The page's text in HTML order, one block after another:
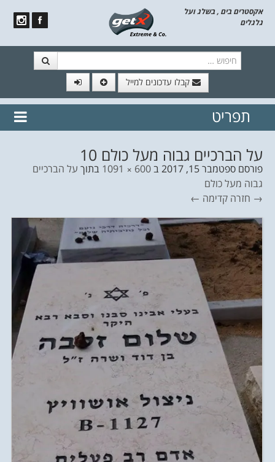
אקסטרים בים , בשלג ועל
גלגלים
קבלו עדכונים למייל
// הצטרף לרשימת תפוצה!
נשמח
תפריט
על הברכיים גבוה מעל כולם 10
פורסם ספטמבר 15, 2017 ב600 × 1091 בתוך על הברכיים
גבוה מעל כולם
→ חזרה קדימה ←